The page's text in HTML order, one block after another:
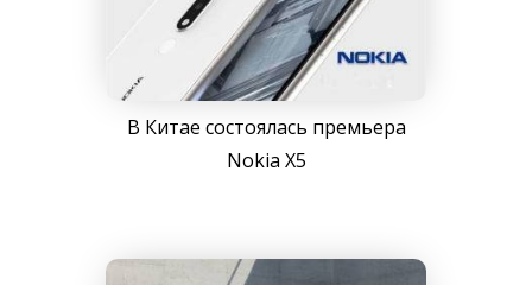
В Китае состоялась премьера
Nokia X5